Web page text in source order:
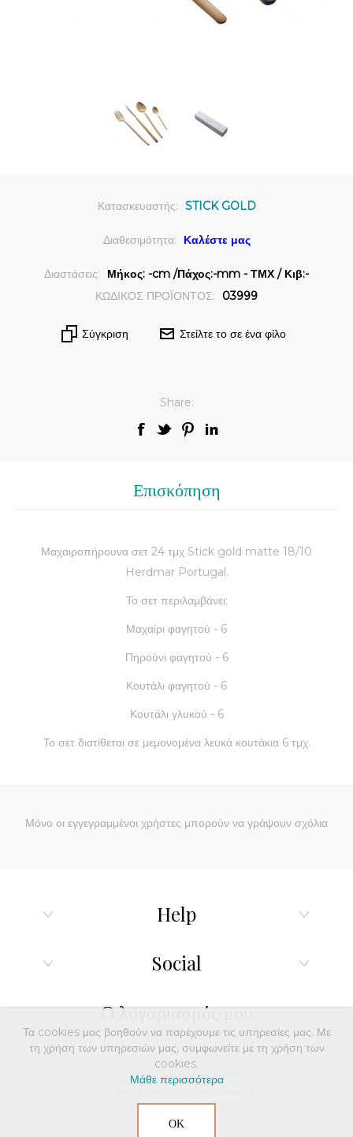
Κατασκευαστής: STICK GOLD
Διαθεσιμότητα: Καλέστε μας
Διαστάσεις:
Μήκος: -cm /Πάχος:-mm - ΤΜΧ / Κιβ:-
ΚΩΔΙΚΟΣ ΠΡΟΪΟΝΤΟΣ:
03999
Σύγκριση Στείλτε το σε ένα φίλο
Share:
Επισκόπηση
Μαχαιροπήρουνα σετ 24 τμχ Stick gold matte 18/10
Herdmar Portugal.
Το σετ περιλαμβάνει:
Μαχαίρι φαγητού - 6
Πηρούνι φαγητού - 6
Κουτάλι φαγητού - 6
Κουτάλι γλυκού - 6
Το σετ διατίθεται σε μεμονομένα λευκά κουτάκια 6 τμχ.
Μόνο οι εγγεγραμμένοι χρήστες μπορούν να γράψουν σχόλια
Help
Social
Ο λογαριασμός μου
Powered by nopCommerce
Τα cookies μας βοηθούν να παρέχουμε τις υπηρεσίες μας. Με
τη χρήση των υπηρεσιών μας, συμφωνείτε με τη χρήση των
cookies.
Μάθε περισσότερα
ΟΚ